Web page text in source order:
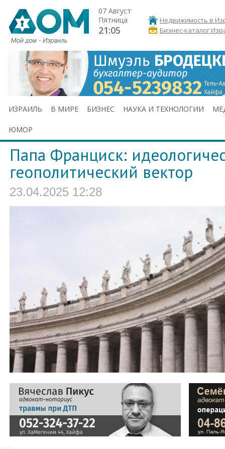
07 Август
Пятница
21:05
Недвижимость в
Бизнес-каталог
ИЗРАИЛЬ В МИРЕ БИЗНЕС НАУКА И ТЕХНОЛОГИИ
ЮМОР
Папа Франциск:
геополитический вектор
23.04.2025 12:28